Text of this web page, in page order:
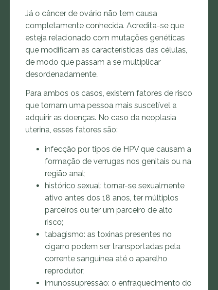
Já o câncer de ovário não tem causa
completamente conhecida. Acredita-se que
esteja relacionado com mutações genéticas
que modificam as características das células,
de modo que passam a se multiplicar
desordenadamente.
Para ambos os casos, existem fatores de risco
que tornam uma pessoa mais suscetível a
adquirir as doenças. No caso da neoplasia
uterina, esses fatores são:
infecção por tipos de HPV que causam a
formação de verrugas nos genitais ou na
região anal;
histórico sexual: tornar-se sexualmente
ativo antes dos 18 anos, ter múltiplos
parceiros ou ter um parceiro de alto
risco;
tabagismo: as toxinas presentes no
cigarro podem ser transportadas pela
corrente sanguínea até o aparelho
reprodutor;
imunossupressão: o enfraquecimento do